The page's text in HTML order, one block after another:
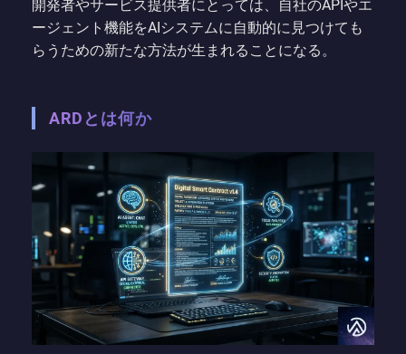
開発者やサービス提供者にとっては、自社のAPIやエ
ージェント機能をAIシステムに自動的に見つけても
らうための新たな方法が生まれることになる。
ARDとは何か